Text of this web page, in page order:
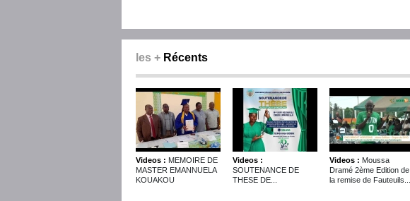
les + Récents
Videos : MEMOIRE DE
MASTER EMANNUELA
KOUAKOU
Videos :
SOUTENANCE DE
THESE DE...
Videos : Moussa
Dramé 2ème Edition de
la remise de Fauteuils...